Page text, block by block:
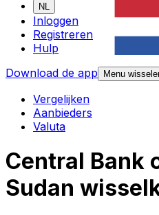
NL
Inloggen
Registreren
Hulp
Download de app
Menu
Vergelijken
Aanbieders
Valuta
Central Bank
Sudan